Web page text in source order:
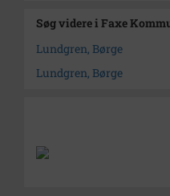
Søg videre i Faxe
Lundgren, Børge
Lundgren, Børge